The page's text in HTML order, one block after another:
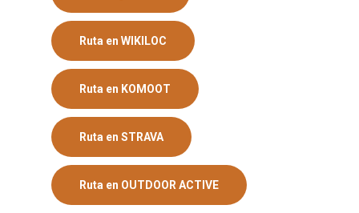
Ruta en WIKILOC
Ruta en KOMOOT
Ruta en STRAVA
Ruta en OUTDOOR ACTIVE